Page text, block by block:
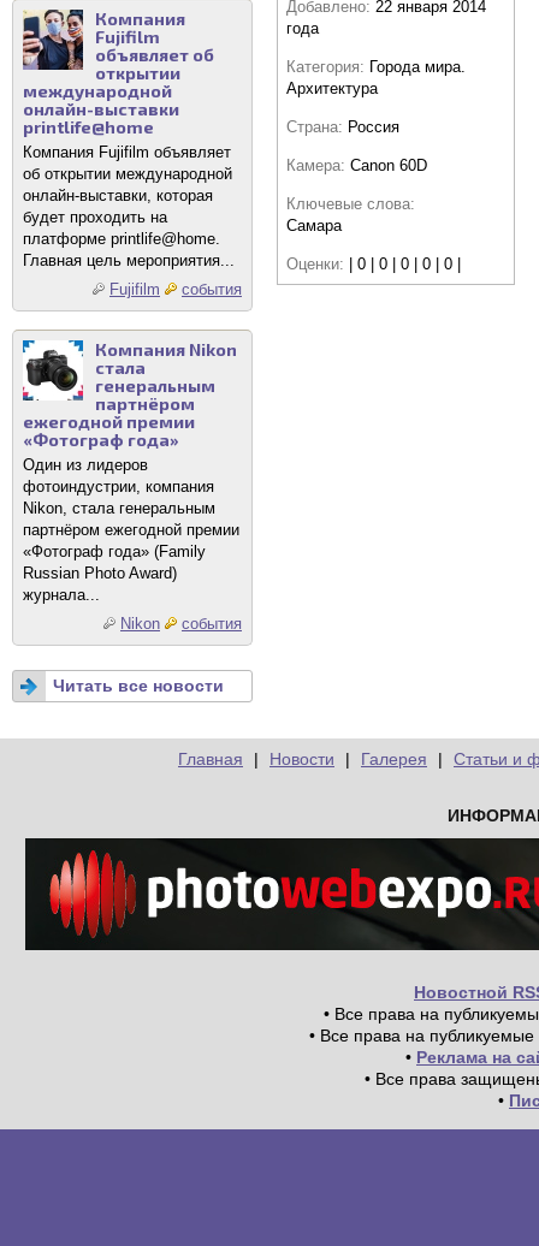
Компания
Fujifilm
объявляет об
открытии
международной
онлайн-выставки
printlife@home
Компания Fujifilm объявляет
об открытии международной
онлайн-выставки, которая
будет проходить на
платформе printlife@home.
Главная цель мероприятия...
Fujifilm
события
Компания Nikon
стала
генеральным
партнёром
ежегодной премии
«Фотограф года»
Один из лидеров
фотоиндустрии, компания
Nikon, стала генеральным
партнёром ежегодной премии
«Фотограф года» (Family
Russian Photo Award)
журнала...
Nikon
события
Читать все новости
Добавлено: 22 января 2014
года
Категория: Города мира.
Архитектура
Страна: Россия
Камера: Canon 60D
Ключевые слова:
Самара
Оценки: | 0 | 0 | 0 | 0 | 0 |
Главная | Новости | Галерея | Статьи и
Новостной
• Все права на
• Все права на
• Реклама на
• Все права
•